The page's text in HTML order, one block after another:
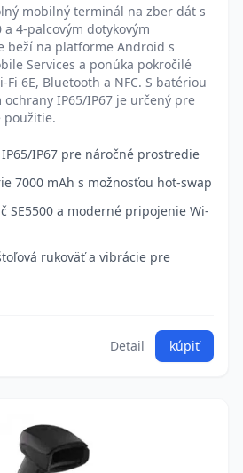
mobilný terminál na zber dát s
a 4-palcovým dotykovým
beží na platforme Android s
Services a ponúka pokročilé
6E, Bluetooth a NFC. S batériou
IP65/IP67 je určený pre
použitie.
IP67 pre náročné prostredie
7000 mAh s možnosťou hot-swap
SE5500 a moderné pripojenie Wi-
rukoväť a vibrácie pre
Detail kúpiť